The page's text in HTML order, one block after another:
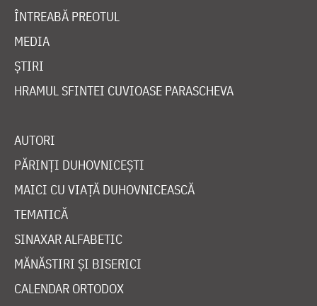
ÎNTREABĂ PREOTUL
MEDIA
ȘTIRI
HRAMUL SFINTEI CUVIOASE PARASCHEVA
AUTORI
PĂRINȚI DUHOVNICEȘTI
MAICI CU VIAȚĂ DUHOVNICEASCĂ
TEMATICĂ
SINAXAR ALFABETIC
MĂNĂSTIRI ȘI BISERICI
CALENDAR ORTODOX